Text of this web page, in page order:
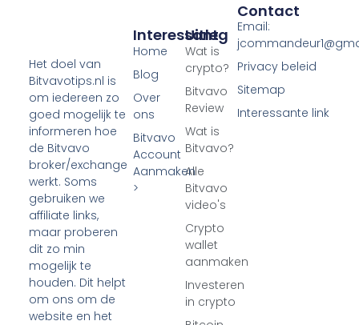
Het doel van
Bitvavotips.nl is
om iedereen zo
goed mogelijk te
informeren hoe
de Bitvavo
broker/exchange
werkt. Soms
gebruiken we
affiliate links,
maar proberen
dit zo min
mogelijk te
houden. Dit helpt
om ons om de
website en het
Uitleg
Wat is
crypto?
Bitvavo
Review
Wat is
Bitvavo?
Alle
Bitvavo
video's
Crypto
wallet
aanmaken
Investeren
in crypto
Interessant
Home
Blog
Over
ons
Bitvavo
Account
Aanmaken
>
Contact
Email:
Privacy beleid
Sitemap
Interessante link